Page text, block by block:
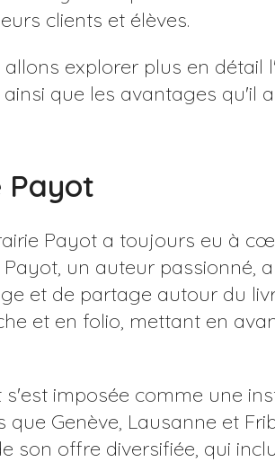
clients et élèves.
explorer plus en
que les avantages qu'il
Payot
Payot a toujours eu à
un auteur passionné,
et de partage autour du
et en folio, mettant en
imposée comme une
que Genève, Lausanne et
son offre diversifiée, qui